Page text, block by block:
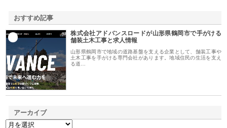
おすすめ記事
株式会社アドバンスロードが山形県鶴岡市で手がける
舗装土木工事と求人情報
山形県鶴岡市で地域の道路基盤を支える企業として、舗装工事や
土木工事を手がける専門会社があります。地域住民の生活を支え
る道…
アーカイブ